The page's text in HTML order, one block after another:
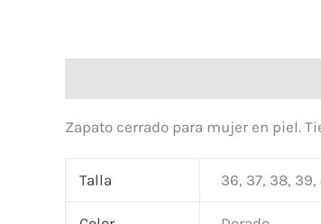
Zapato cerrado para mujer en piel.
Talla 36, 37, 38, 39,